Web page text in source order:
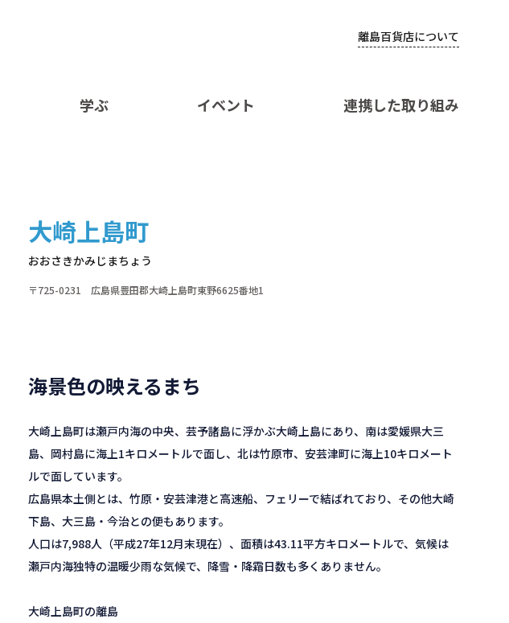
離島百貨店について
学ぶ イベント 連携した取り組み
大崎上島町
おおさきかみじまちょう
〒725-0231 広島県豊田郡大崎上島町東野6625番地1
海景色の映えるまち
大崎上島町は瀬戸内海の中央、芸予諸島に浮かぶ大崎上島にあり、南は愛媛県大三
島、岡村島に海上1キロメートルで面し、北は竹原市、安芸津町に海上10キロメート
ルで面しています。
広島県本土側とは、竹原・安芸津港と高速船、フェリーで結ばれており、その他大崎
下島、大三島・今治との便もあります。
人口は7,988人（平成27年12月末現在）、面積は43.11平方キロメートルで、気候は
瀬戸内海独特の温暖少雨な気候で、降雪・降霜日数も多くありません。